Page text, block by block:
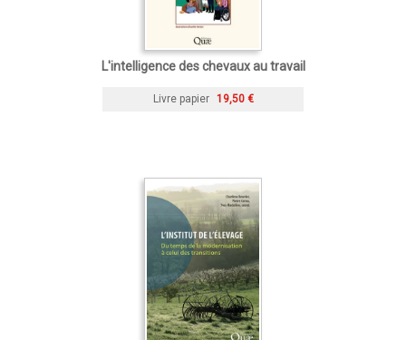
L'intelligence des chevaux au travail
Livre papier 19,50 €